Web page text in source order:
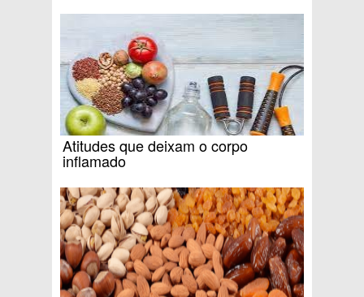
Atitudes que deixam o corpo
inflamado